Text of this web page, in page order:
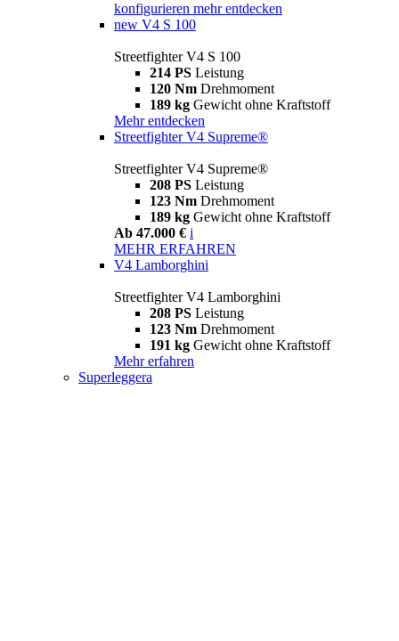
konfigurieren mehr entdecken
new V4 S 100
Streetfighter V4 S 100
214 PS Leistung
120 Nm Drehmoment
189 kg Gewicht ohne Kraftstoff
Mehr entdecken
Streetfighter V4 Supreme®
Streetfighter V4 Supreme®
208 PS Leistung
123 Nm Drehmoment
189 kg Gewicht ohne Kraftstoff
Ab 47.000 € i
MEHR ERFAHREN
V4 Lamborghini
Streetfighter V4 Lamborghini
208 PS Leistung
123 Nm Drehmoment
191 kg Gewicht ohne Kraftstoff
Mehr erfahren
Superleggera